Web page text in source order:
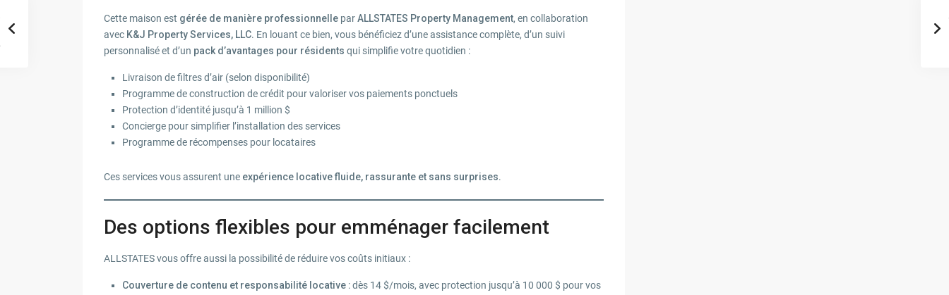
Cette maison est gérée de manière professionnelle parALLSTATES Property Management, en collaboration
avec K&J Property Services, LLC. En louant ce bien, vous bénéficiez d’une assistance complète, d’un suivi
personnalisé et d’un pack d’avantages pour résidents qui simplifie votre quotidien :
Livraison de filtres d’air (selon disponibilité)
Programme de construction de crédit pour valoriser vos paiements ponctuels
Protection d’identité jusqu’à 1 million $
Concierge pour simplifier l’installation des services
Programme de récompenses pour locataires
Ces services vous assurent une expérience locative fluide, rassurante et sans surprises.
Des options flexibles pour emménager facilement
ALLSTATES vous offre aussi la possibilité de réduire vos coûts initiaux :
Couverture de contenu et responsabilité locative : dès 14 $/mois, avec protection jusqu’à 10 000 $ pour vos